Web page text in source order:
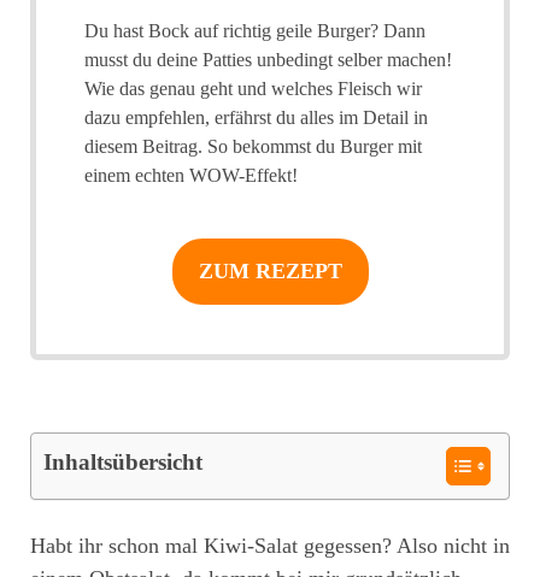
Du hast Bock auf richtig geile Burger? Dann
musst du deine Patties unbedingt selber machen!
Wie das genau geht und welches Fleisch wir
dazu empfehlen, erfährst du alles im Detail in
diesem Beitrag. So bekommst du Burger mit
einem echten WOW-Effekt!
ZUM REZEPT
Inhaltsübersicht
Habt ihr schon mal Kiwi-Salat gegessen? Also nicht in